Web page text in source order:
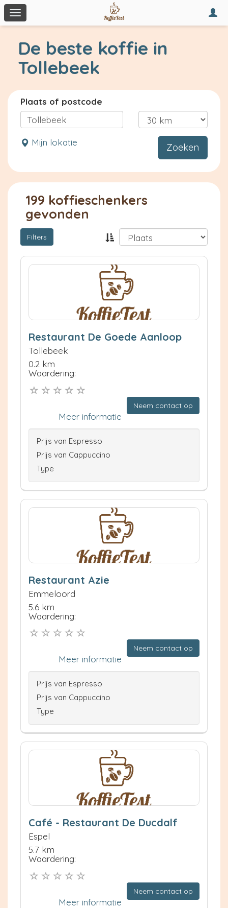
Toggle
navigation
De beste koffie in
Tollebeek
Plaats of postcode
Mijn lokatie Zoeken
199 koffieschenkers
gevonden
Filters
Restaurant De Goede Aanloop
Tollebeek
0.2 km
Waardering:
Neem contact op
Meer informatie
Prijs van Espresso
Prijs van Cappuccino
Type
Restaurant Azie
Emmeloord
5.6 km
Waardering:
Neem contact op
Meer informatie
Prijs van Espresso
Prijs van Cappuccino
Type
Café - Restaurant De Ducdalf
Espel
5.7 km
Waardering:
Neem contact op
Meer informatie